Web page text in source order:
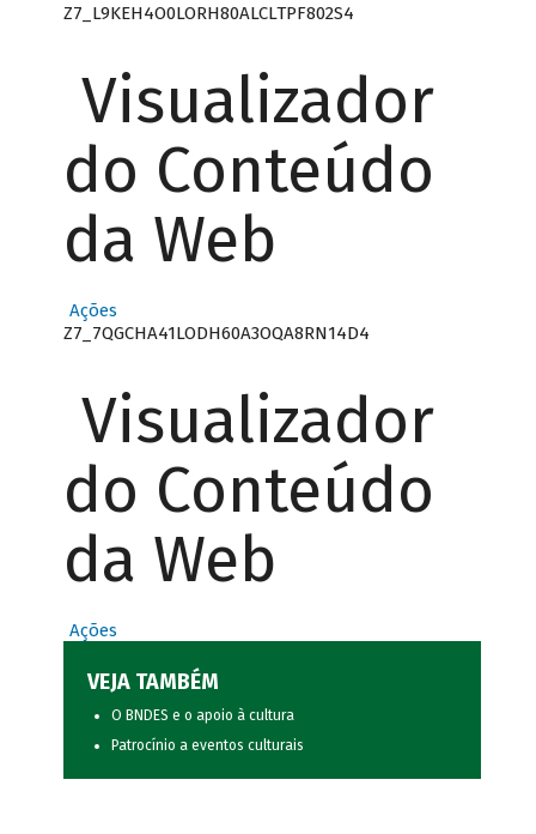
Z7_L9KEH4O0LORH80ALCLTPF802S4
Visualizador
do Conteúdo
da Web
Ações
Z7_7QGCHA41LODH60A3OQA8RN14D4
Visualizador
do Conteúdo
da Web
Ações
VEJA TAMBÉM
O BNDES e o apoio à cultura
Patrocínio a eventos culturais